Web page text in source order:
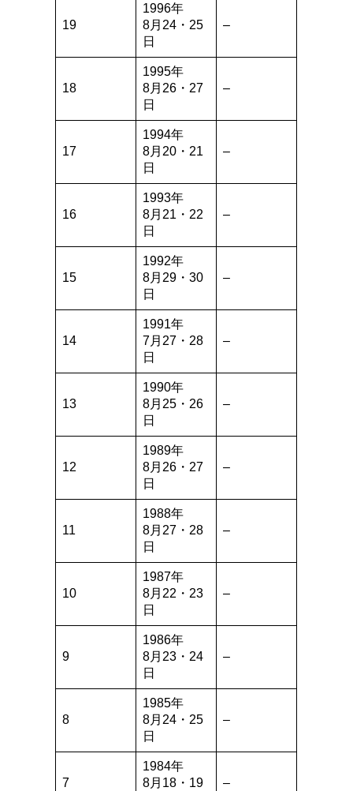
19
1996年
8月24・25
日
–
18
1995年
8月26・27
日
–
17
1994年
8月20・21
日
–
16
1993年
8月21・22
日
–
15
1992年
8月29・30
日
–
14
1991年
7月27・28
日
–
13
1990年
8月25・26
日
–
12
1989年
8月26・27
日
–
11
1988年
8月27・28
日
–
10
1987年
8月22・23
日
–
9
1986年
8月23・24
日
–
8
1985年
8月24・25
日
–
7
1984年
8月18・19
–